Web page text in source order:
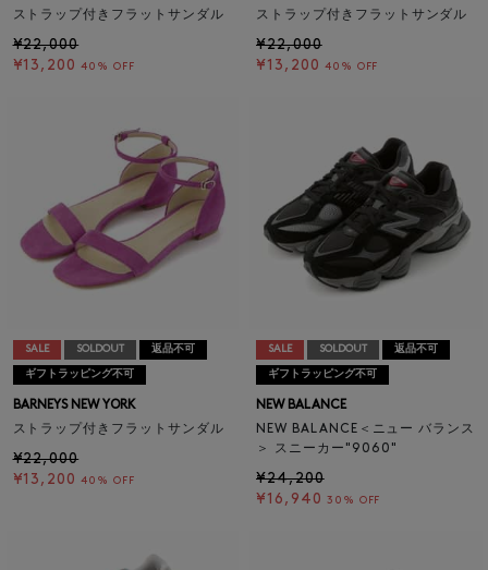
ストラップ付きフラットサンダル
¥22,000
¥13,200 40% OFF
ストラップ付きフラットサンダル
¥22,000
¥13,200 40% OFF
SALE SOLDOUT 返品不可
ギフトラッピング不可
BARNEYS NEW YORK
ストラップ付きフラットサンダル
¥22,000
¥13,200 40% OFF
SALE SOLDOUT 返品不可
ギフトラッピング不可
NEW BALANCE
NEW BALANCE＜ニュー バランス
＞ スニーカー"9060"
¥24,200
¥16,940 30% OFF